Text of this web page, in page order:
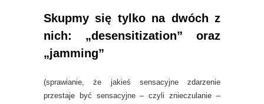
Skupmy się tylko na dwóch z
nich: „desensitization” oraz
„jamming”
(sprawianie, że jakieś sensacyjne zdarzenie
przestaje być sensacyjne – czyli znieczulanie –